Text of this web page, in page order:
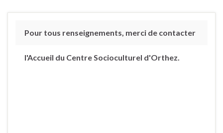
Pour tous renseignements, merci de contacter
l'Accueil du Centre Socioculturel d'Orthez.